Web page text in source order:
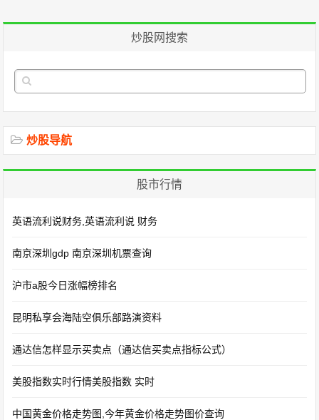
炒股网搜索
炒股导航
股市行情
英语流利说财务,英语流利说 财务
南京深圳gdp 南京深圳机票查询
沪市a股今日涨幅榜排名
昆明私享会海陆空俱乐部路演资料
通达信怎样显示买卖点（通达信买卖点指标公式）
美股指数实时行情美股指数 实时
中国黄金价格走势图,今年黄金价格走势图价查询